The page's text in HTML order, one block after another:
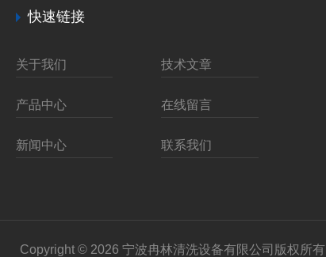
快速链接
关于我们 技术文章
产品中心 在线留言
新闻中心 联系我们
Copyright © 2026 宁波冉林清洗设备有限公司版权所有